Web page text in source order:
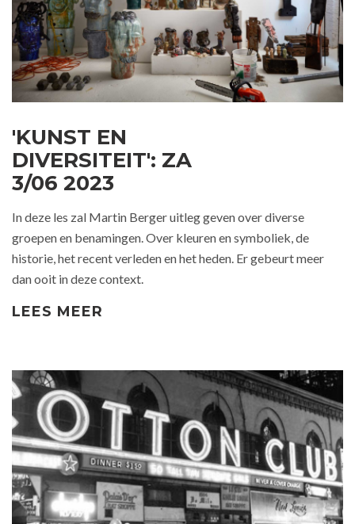
'KUNST EN
DIVERSITEIT': ZA
3/06 2023
In deze les zal Martin Berger uitleg geven over diverse
groepen en benamingen. Over kleuren en symboliek, de
historie, het recent verleden en het heden. Er gebeurt meer
dan ooit in deze context.
LEES MEER